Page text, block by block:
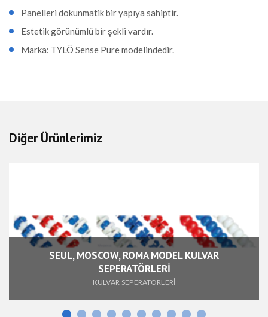
Soba Kg 17 kg
0,00 EUR + KDV
Panelleri dokunmatik bir yapıya sahiptir.
Estetik görünümlü bir şekli vardır.
Marka: TYLÖ Sense Pure modelindedir.
Diğer Ürünlerimiz
SEUL, MOSCOW, ROMA MODEL KULVAR
SEPERATÖRLERİ
KULVAR SEPERATÖRLERİ